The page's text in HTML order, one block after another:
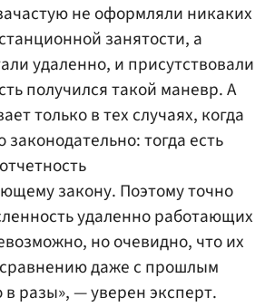
не оформляли никаких
занятости, а
удаленно, и присутствовали
получился такой маневр. А
только в тех случаях, когда
законодательно: тогда есть
закону. Поэтому точно
удаленно работающих
но очевидно, что их
даже с прошлым
в разы», — уверен эксперт.